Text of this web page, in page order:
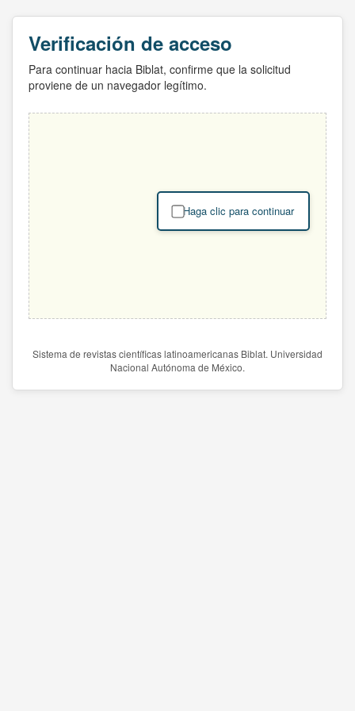
Verificación de acceso
Para continuar hacia Biblat, confirme que la solicitud
proviene de un navegador legítimo.
Haga clic para continuar
Sistema de revistas científicas latinoamericanas Biblat. Universidad
Nacional Autónoma de México.